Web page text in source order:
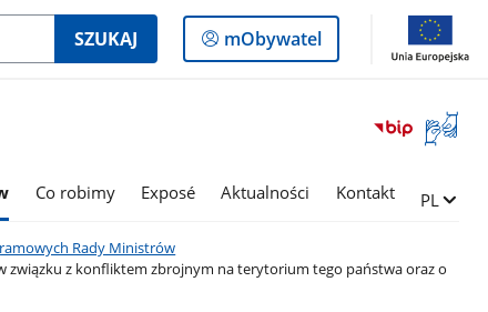
SZUKAJ
Logowanie
do
mObywatel
Otwórz
okno
języka
Co robimy Exposé Aktualności Kontakt Zmień
PL
Rady Ministrów
związku z konfliktem zbrojnym na terytorium tego państwa oraz o